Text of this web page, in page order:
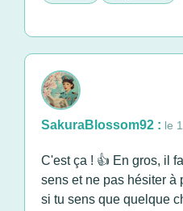
SakuraBlossom92 : le
C'est ça ! 👍 En gros, il
sens et ne pas hésiter à
si tu sens que quelque